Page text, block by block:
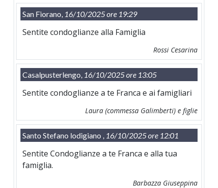
San Fiorano, 16/10/2025 ore 19:29
Sentite condoglianze alla Famiglia
Rossi Cesarina
Casalpusterlengo, 16/10/2025 ore 13:05
Sentite condoglianze a te Franca e ai famigliari
Laura (commessa Galimberti) e figlie
Santo Stefano lodigiano , 16/10/2025 ore 12:01
Sentite Condoglianze a te Franca e alla tua
famiglia.
Barbazza Giuseppina